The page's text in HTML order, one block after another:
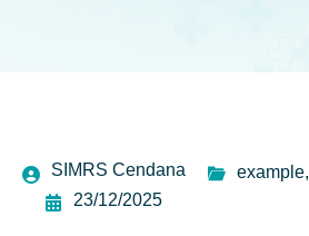
SIMRS Cendana example,
23/12/2025